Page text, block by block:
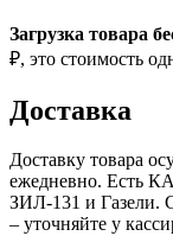
Загрузка товара
₽, это стоимость
Доставка
Доставку товара
ежедневно. Есть
ЗИЛ-131 и Газели.
– уточняйте у